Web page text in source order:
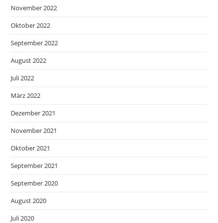
November 2022
Oktober 2022
September 2022
August 2022
Juli 2022
März 2022
Dezember 2021
November 2021
Oktober 2021
September 2021
September 2020
August 2020
Juli 2020